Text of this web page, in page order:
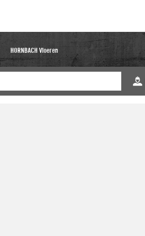
HORNBACH Vloeren